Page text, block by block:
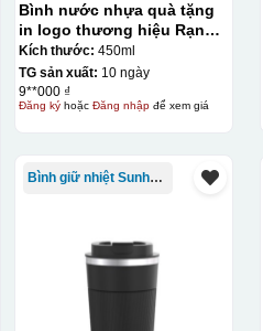
Bình nước nhựa quà tặng
in logo thương hiệu Rạng
Đông 450ml KQ-BNN01
Kích thước: 450ml
TG sản xuất: 10 ngày
9**000 ₫
Đăng kýhoặc Đăng nhậpđể xem giá
Bình giữ nhiệt Sunhouse